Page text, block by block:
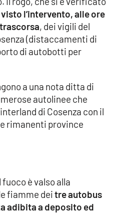
visto l’intervento, alle ore
, dei vigili del
(distaccamenti di
di autobotti per
a una nota ditta di
autolinee che
di Cosenza con il
rimanenti province
è valso alla
fiamme deitre autobus
adibita a deposito ed